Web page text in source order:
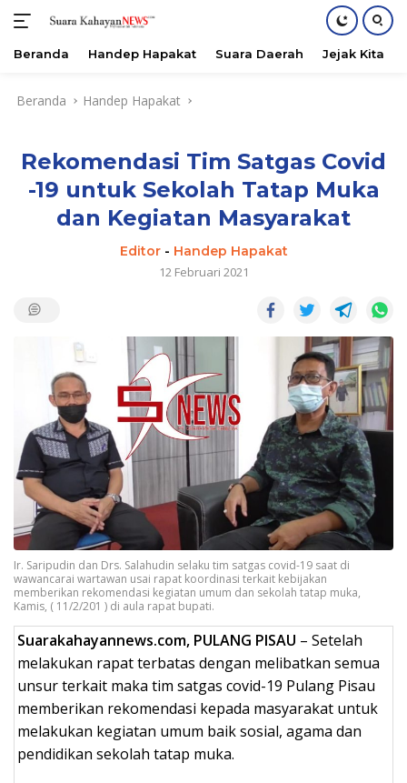
Beranda Handep Hapakat Suara Daerah Jejak Kita
Beranda Handep Hapakat
Rekomendasi Tim Satgas Covid
-19 untuk Sekolah Tatap Muka
dan Kegiatan Masyarakat
Editor- Handep Hapakat
12 Februari 2021
Ir. Saripudin dan Drs. Salahudin selaku tim satgas covid-19 saat di
wawancarai wartawan usai rapat koordinasi terkait kebijakan
memberikan rekomendasi kegiatan umum dan sekolah tatap muka,
Kamis, ( 11/2/201 ) di aula rapat bupati.
Suarakahayannews.com, PULANG PISAU – Setelah
melakukan rapat terbatas dengan melibatkan semua
unsur terkait maka tim satgas covid-19 Pulang Pisau
memberikan rekomendasi kepada masyarakat untuk
melakukan kegiatan umum baik sosial, agama dan
pendidikan sekolah tatap muka.